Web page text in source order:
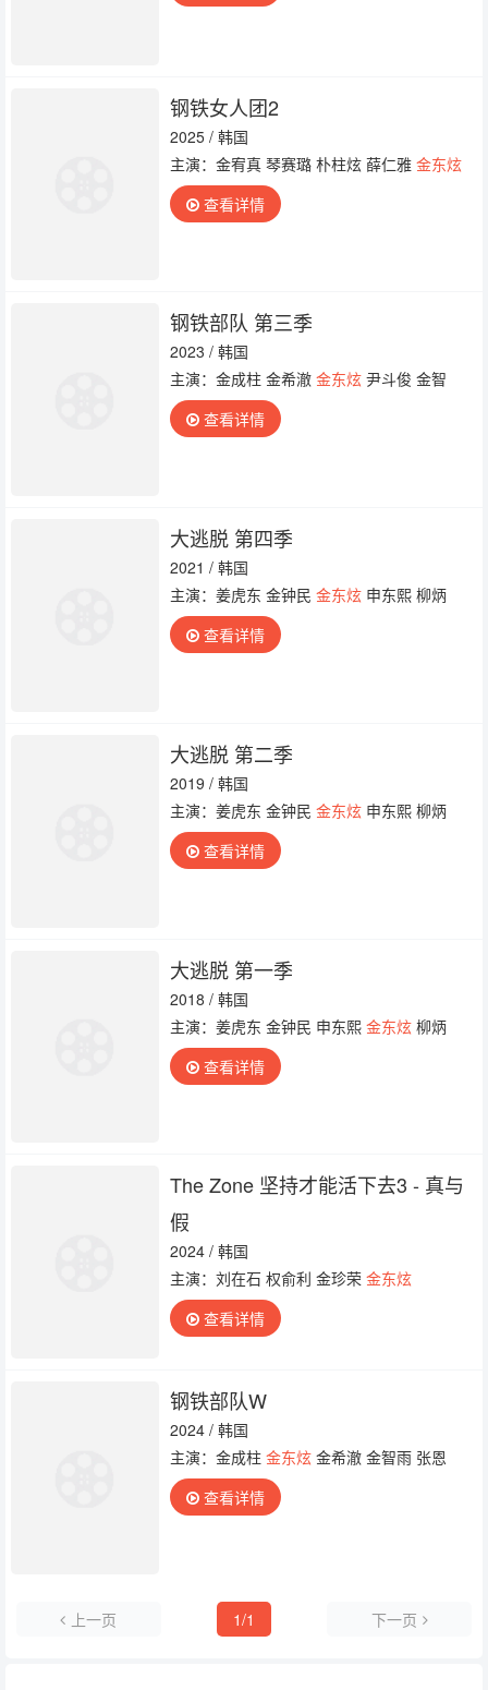
钢铁女人团2
2025 / 韩国
主演：金宥真 琴赛璐 朴柱炫 薛仁雅 金东炫
查看详情
钢铁部队 第三季
2023 / 韩国
主演：金成柱 金希澈 金东炫尹斗俊 金智
查看详情
大逃脱 第四季
2021 / 韩国
主演：姜虎东 金钟民 金东炫申东熙 柳炳
查看详情
大逃脱 第二季
2019 / 韩国
主演：姜虎东 金钟民 金东炫申东熙 柳炳
查看详情
大逃脱 第一季
2018 / 韩国
主演：姜虎东 金钟民 申东熙 金东炫柳炳
查看详情
The Zone 坚持才能活下去3 - 真与
假
2024 / 韩国
主演：刘在石 权俞利 金珍荣 金东炫
查看详情
钢铁部队W
2024 / 韩国
主演：金成柱 金东炫金希澈 金智雨 张恩
查看详情
上一页 1/1 下一页